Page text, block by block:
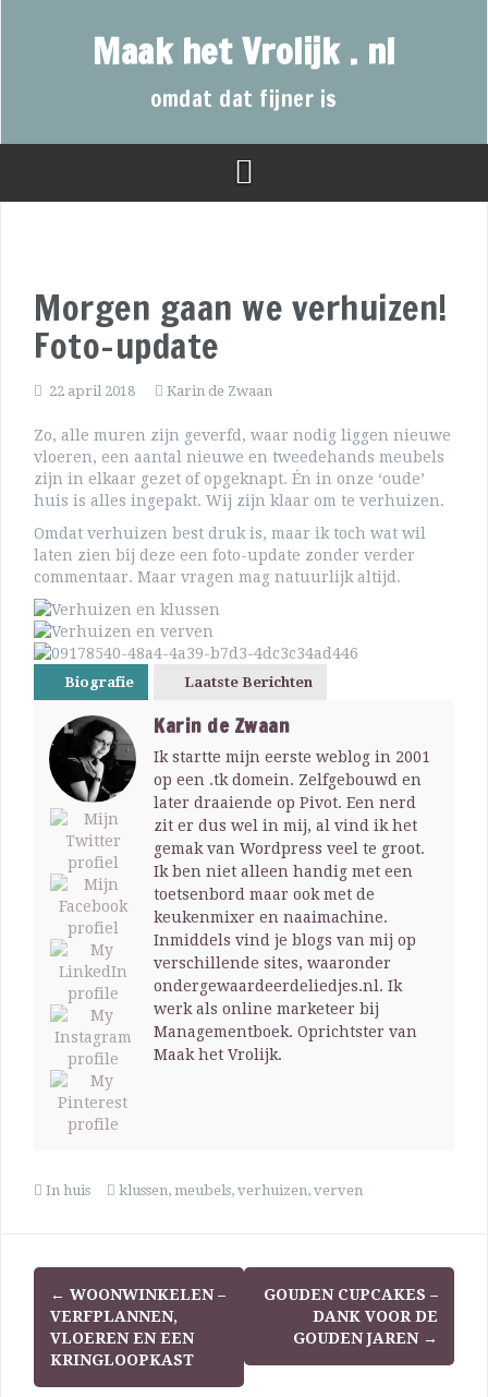
Maak het Vrolijk . nl
omdat dat fijner is
Morgen gaan we verhuizen!
Foto-update
22 april 2018 Karin de Zwaan
Zo, alle muren zijn geverfd, waar nodig liggen nieuwe
vloeren, een aantal nieuwe en tweedehands meubels
zijn in elkaar gezet of opgeknapt. Én in onze ‘oude’
huis is alles ingepakt. Wij zijn klaar om te verhuizen.
Omdat verhuizen best druk is, maar ik toch wat wil
laten zien bij deze een foto-update zonder verder
commentaar. Maar vragen mag natuurlijk altijd.
Biografie Laatste Berichten
Karin de Zwaan
Ik startte mijn eerste weblog in 2001
op een .tk domein. Zelfgebouwd en
later draaiende op Pivot. Een nerd
zit er dus wel in mij, al vind ik het
gemak van Wordpress veel te groot.
Ik ben niet alleen handig met een
toetsenbord maar ook met de
keukenmixer en naaimachine.
Inmiddels vind je blogs van mij op
verschillende sites, waaronder
ondergewaardeerdeliedjes.nl. Ik
werk als online marketeer bij
Managementboek. Oprichtster van
Maak het Vrolijk.
In huis klussen, meubels, verhuizen, verven
← WOONWINKELEN –
VERFPLANNEN,
VLOEREN EN EEN
KRINGLOOPKAST
GOUDEN CUPCAKES –
DANK VOOR DE
GOUDEN JAREN →